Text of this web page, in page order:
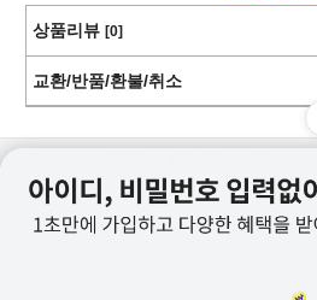
상품리뷰 [0]
교환/반품/환불/취소
상호명 : 미니커플샷
대표 : 이근창
사업자등록번호 :109-12-59228